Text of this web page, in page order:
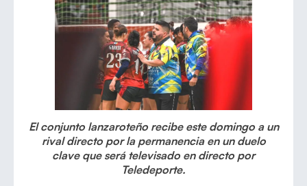
El conjunto lanzaroteño recibe este domingo a un
rival directo por la permanencia en un duelo
clave que será televisado en directo por
Teledeporte.